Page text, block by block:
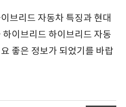
브리드 자동차 특징과 현대
이브리드 하이브리드 자동
좋은 정보가 되었기를 바랍